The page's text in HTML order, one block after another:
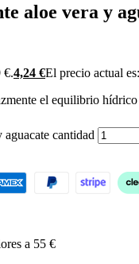
aloe vera y
€.4,24 €El precio actual
el equilibrio
cantidad
a 55 €